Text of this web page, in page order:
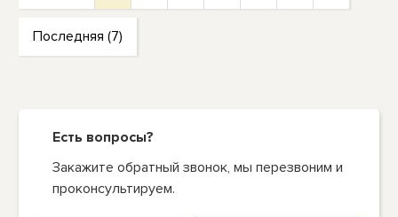
Последняя (7)
Есть вопросы?
Закажите обратный звонок, мы перезвоним и
проконсультируем.